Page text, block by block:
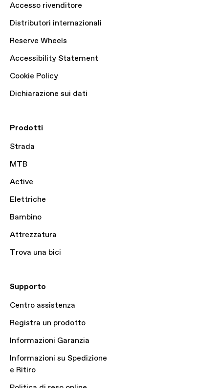
Accesso rivenditore
Distributori internazionali
Reserve Wheels
Accessibility Statement
Cookie Policy
Dichiarazione sui dati
Prodotti
Strada
MTB
Active
Elettriche
Bambino
Attrezzatura
Trova una bici
Supporto
Centro assistenza
Registra un prodotto
Informazioni Garanzia
Informazioni su Spedizione
e Ritiro